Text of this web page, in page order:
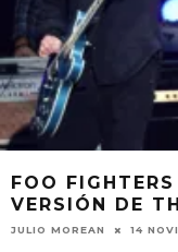
FOO
VERSIÓN DE
JULIO MOREAN 14